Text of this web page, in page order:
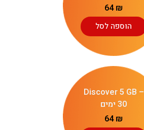
64₪
הוספה לסל
Discover 5 GB –
30 ימים
64₪